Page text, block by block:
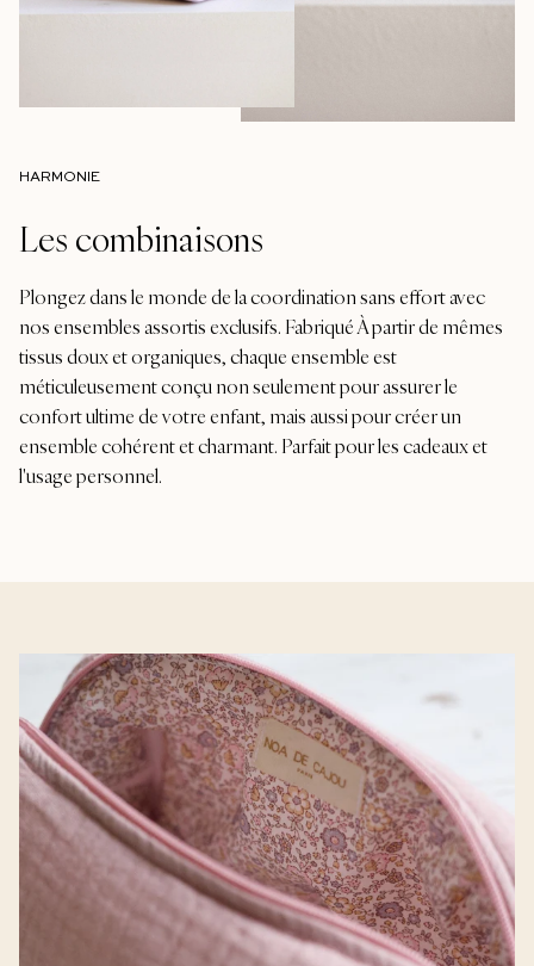
HARMONIE
Les combinaisons
Plongez dans le monde de la coordination sans effort avec
nos ensembles assortis exclusifs. Fabriqué À partir de mêmes
tissus doux et organiques, chaque ensemble est
méticuleusement conçu non seulement pour assurer le
confort ultime de votre enfant, mais aussi pour créer un
ensemble cohérent et charmant. Parfait pour les cadeaux et
l'usage personnel.